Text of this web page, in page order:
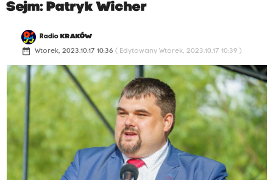
Sejm: Patryk Wicher
Radio KRAKÓW
date_range Wtorek, 2023.10.17 10:36 ( Edytowany Wtorek, 2023.10.17 10:39 )